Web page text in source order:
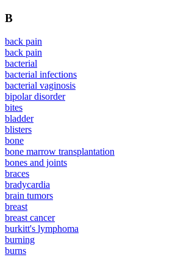
B
back pain
back pain
bacterial
bacterial infections
bacterial vaginosis
bipolar disorder
bites
bladder
blisters
bone
bone marrow transplantation
bones and joints
braces
bradycardia
brain tumors
breast
breast cancer
burkitt's lymphoma
burning
burns